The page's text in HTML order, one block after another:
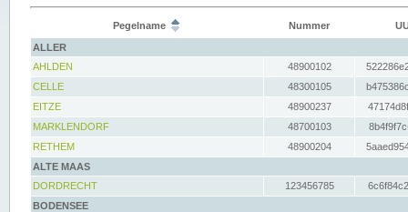
Pegelname Nummer
ALLER
AHLDEN
48900102
CELLE
48300105
EITZE
48900237
MARKLENDORF
48700103
RETHEM
48900204
ALTE MAAS
DORDRECHT
123456785
BODENSEE